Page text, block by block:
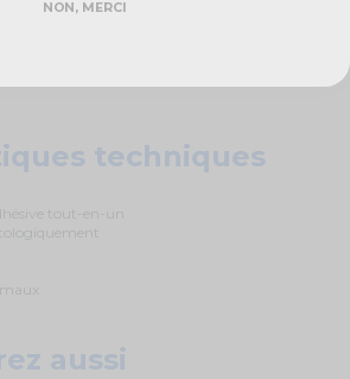
techniques
tout-en-un
aussi
NON, MERCI